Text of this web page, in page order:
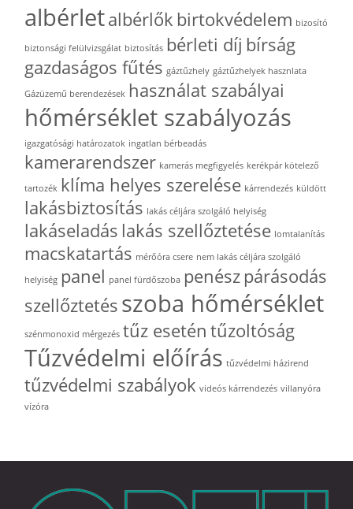
albérletalbérlők birtokvédelem bizosító
biztonsági felülvizsgálat biztosítás bérleti díj bírság
gazdaságos fűtés gáztűzhely gáztűzhelyek hasznlata
Gázüzemű berendezések használat szabályai
hőmérséklet szabályozás
igazgatósági határozatok ingatlan bérbeadás
kamerarendszer kamerás megfigyelés kerékpár kötelező
tartozék klíma helyes szerelése kárrendezés küldött
lakásbiztosítás lakás céljára szolgáló helyiség
lakáseladás lakás szellőztetése lomtalanítás
macskatartás mérőóra csere nem lakás céljára szolgáló
helyiség panel panel fürdőszoba penész párásodás
szellőztetés szoba hőmérséklet
szénmonoxid mérgezés tűz esetén tűzoltóság
Tűzvédelmi előírás tűzvédelmi házirend
tűzvédelmi szabályok videós kárrendezés villanyóra
vízóra